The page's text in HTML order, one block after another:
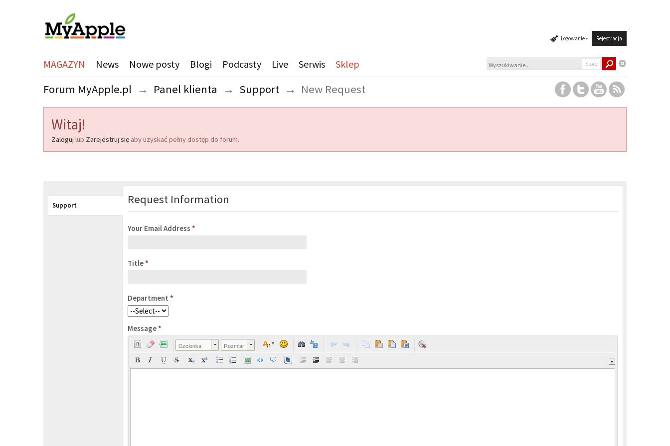
Logowanie » Rejestracja
MAGAZYN News Nowe posty Blogi Podcasty Live Serwis Sklep Store
Forum MyApple.pl → Panel klienta → Support → New Request
Witaj!
Zaloguj lub Zarejestruj się aby uzyskać pełny dostęp do forum.
Support Request Information
Your Email Address *
Title *
Department *
Message *
Czcionka Rozmiar